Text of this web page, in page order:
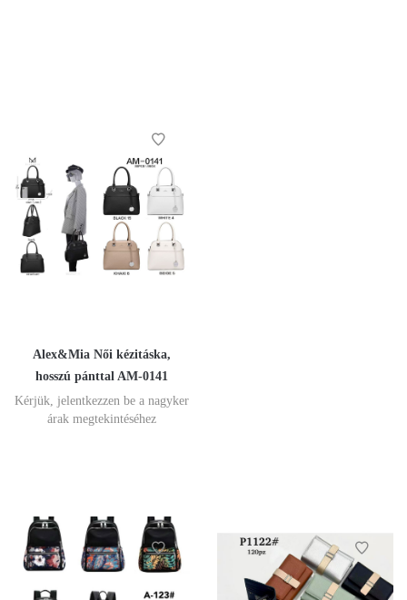
Alex&Mia Női kézitáska,
hosszú pánttal AM-0141
Kérjük, jelentkezzen be a nagyker
árak megtekintéséhez